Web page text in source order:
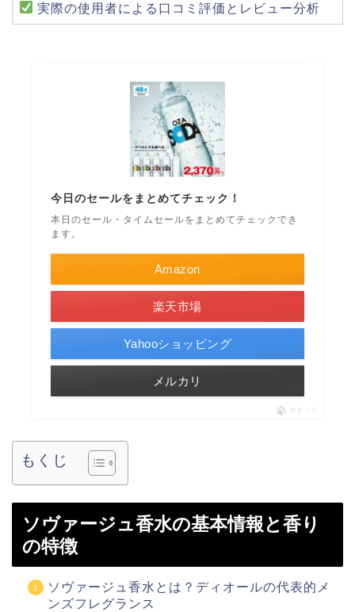
実際の使用者による口コミ評価とレビュー分析
今日のセールをまとめてチェック！
本日のセール・タイムセールをまとめてチェックでき
ます。
Amazon
楽天市場
Yahooショッピング
メルカリ
ポチップ
もくじ
ソヴァージュ香水の基本情報と香り
の特徴
ソヴァージュ香水とは？ディオールの代表的メ
ンズフレグランス